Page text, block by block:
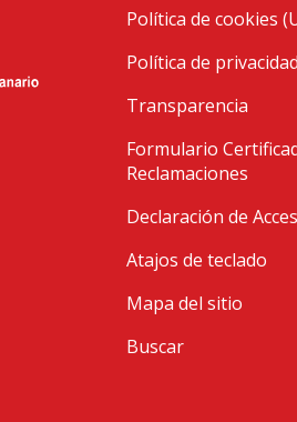
Política de cookies
Política de privacidad
Transparencia
Formulario
Reclamaciones
Declaración de
Atajos de teclado
Mapa del sitio
Buscar